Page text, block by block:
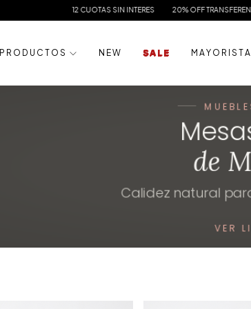
20% OFF TRANSFERENCIA ENVIOS A TODO EL PAIS
P R O D U C T O S N E W S A L E M A Y O R I S T A